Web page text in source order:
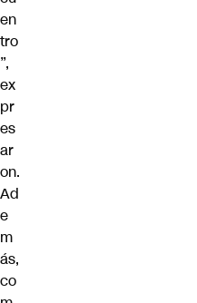
en
tro
”,
ex
pr
es
ar
on.
Ad
e
m
ás,
co